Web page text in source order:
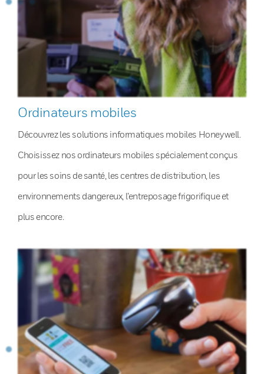
Ordinateurs mobiles
Découvrez les solutions informatiques mobiles Honeywell.
Choisissez nos ordinateurs mobiles spécialement conçus
pour les soins de santé, les centres de distribution, les
environnements dangereux, l’entreposage frigorifique et
plus encore.